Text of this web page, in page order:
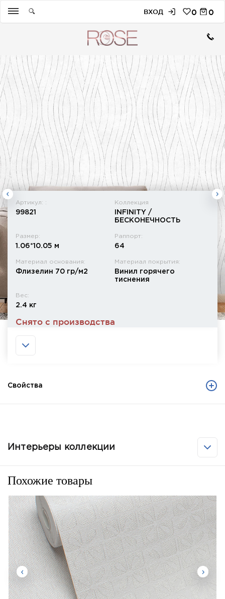
ВХОД 0 0
Артикул: :
99821
Коллекция
INFINITY /
БЕСКОНЕЧНОСТЬ
Размер:
1.06*10.05 м
Раппорт:
64
Материал основания:
Флизелин 70 гр/м2
Материал покрытия:
Винил горячего
тиснения
Вес:
2.4 кг
Снято с производства
Свойства
Интерьеры коллекции
Похожие товары